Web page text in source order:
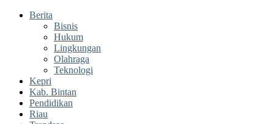
Berita
Bisnis
Hukum
Lingkungan
Olahraga
Teknologi
Kepri
Kab. Bintan
Pendidikan
Riau